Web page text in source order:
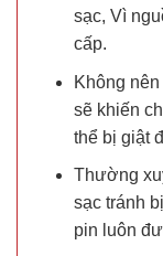
sạc, Vì
cấp.
Không
sẽ khiến
thể bị giật
Thường
sạc tránh
pin luôn